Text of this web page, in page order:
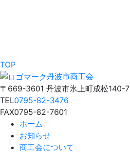
TOP
丹波市商工会
〒669-3601 丹波市氷上町成松140-7
TEL0795-82-3476
FAX0795-82-7601
ホーム
お知らせ
商工会について